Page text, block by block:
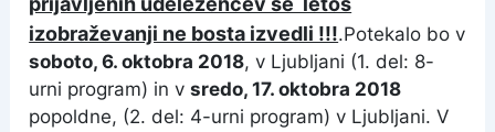
izobraževanji ne bosta izvedli !!!.Potekalo bo v
soboto, 6. oktobra 2018, v Ljubljani (1. del: 8-
urni program) in vsredo, 17. oktobra 2018
popoldne, (2. del: 4-urni program) v Ljubljani. V